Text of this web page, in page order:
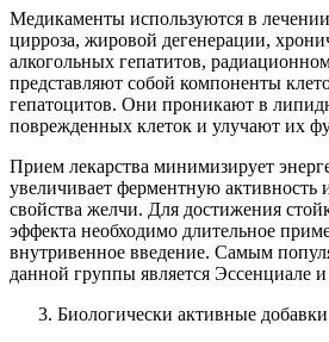
Медикаменты используются в
цирроза, жировой дегенерации,
алкогольных гепатитов,
представляют собой компоненты
гепатоцитов. Они проникают в
поврежденных клеток и улучают их
Прием лекарства минимизирует
увеличивает ферментную активность
свойства желчи. Для достижения
эффекта необходимо длительное
внутривенное введение. Самым
данной группы является Эссенциале
Биологически активные добавки